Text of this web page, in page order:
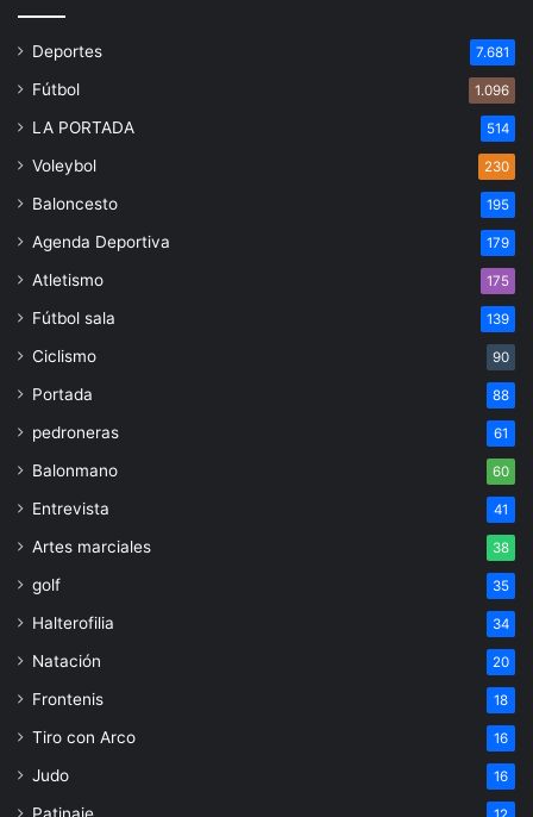
Deportes 7.681
Fútbol 1.096
LA PORTADA 514
Voleybol 230
Baloncesto 195
Agenda Deportiva 179
Atletismo 175
Fútbol sala 139
Ciclismo 90
Portada 88
pedroneras 61
Balonmano 60
Entrevista 41
Artes marciales 38
golf 35
Halterofilia 34
Natación 20
Frontenis 18
Tiro con Arco 16
Judo 16
Patinaje